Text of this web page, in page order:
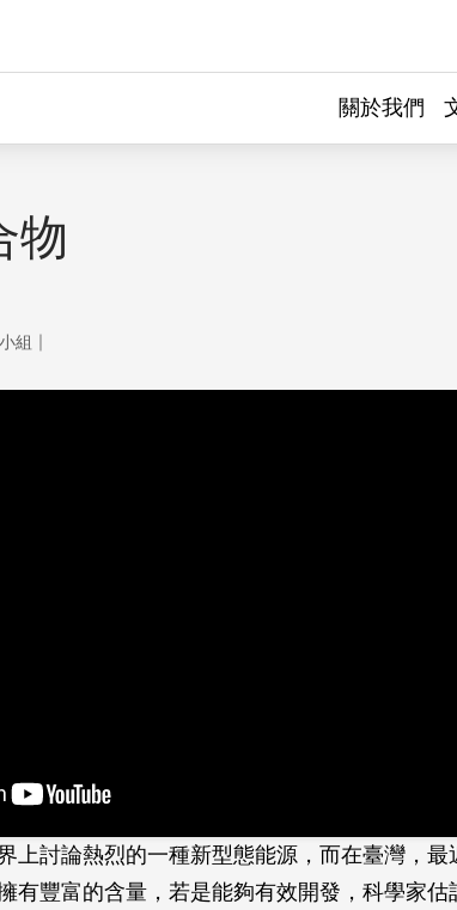
關於我們
物
組 ｜
上討論熱烈的一種新型態能源，而在臺灣，最
有豐富的含量，若是能夠有效開發，科學家估